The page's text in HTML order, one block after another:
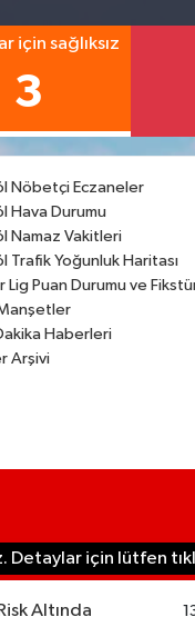
için sağlıksız
3
Nöbetçi Eczaneler
Hava Durumu
Namaz Vakitleri
Trafik Yoğunluk Haritası
Lig Puan Durumu ve
Haberleri
Arşivi
için lütfen
Altında